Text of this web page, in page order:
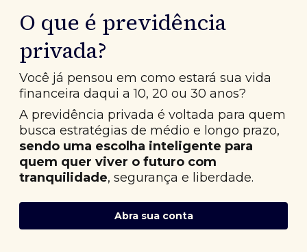
O que é previdência
privada?
Você já pensou em como estará sua vida
financeira daqui a 10, 20 ou 30 anos?
A previdência privada é voltada para quem
busca estratégias de médio e longo prazo,
sendo uma escolha inteligente para
quem quer viver o futuro com
tranquilidade, segurança e liberdade.
Abra sua conta